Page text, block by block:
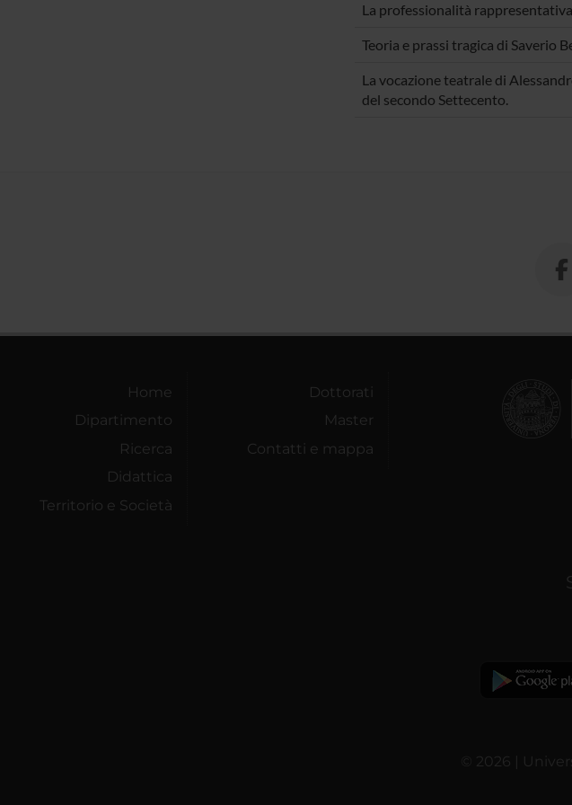
La professionalità
Teoria e prassi tragica di Saverio
La vocazione teatrale di
del secondo Settecento.
Home
Dipartimento
Ricerca
Didattica
Territorio e Società
Dottorati
Master
Contatti e mappa
© 2026 |